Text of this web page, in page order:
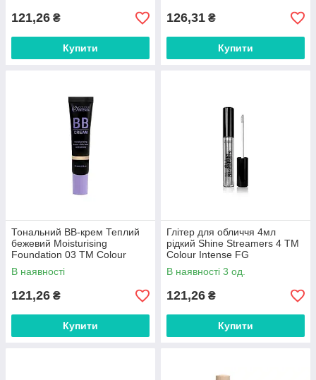
121,26 ₴
Купити
126,31 ₴
Купити
Тональний BB-крем Теплий
бежевий Moisturising
Foundation 03 ТМ Colour
Intense FG
В наявності
121,26 ₴
Купити
Глітер для обличчя 4мл
рідкий Shine Streamers 4 ТМ
Colour Intense FG
В наявності 3 од.
121,26 ₴
Купити